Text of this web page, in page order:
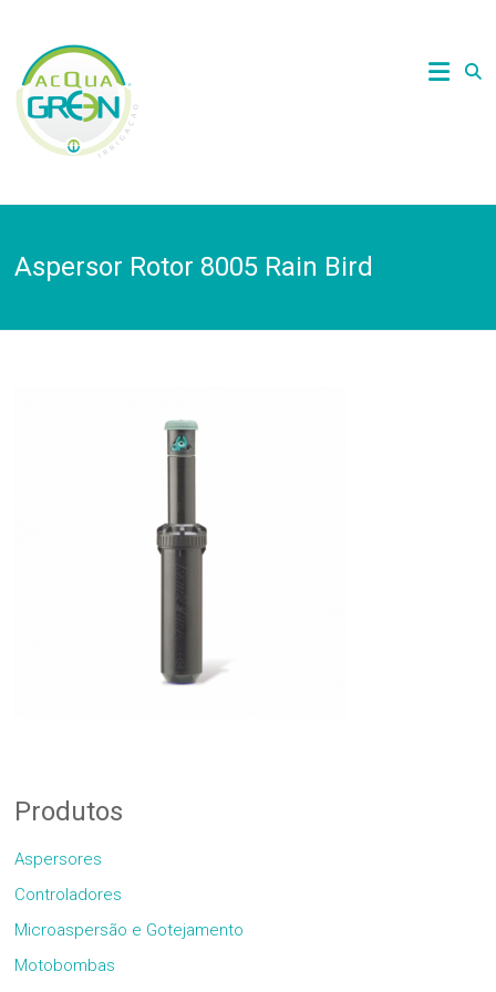
contentAcquagreen
Irrigação
Aspersor Rotor 8005 Rain Bird
Produtos
Aspersores
Controladores
Microaspersão e Gotejamento
Motobombas